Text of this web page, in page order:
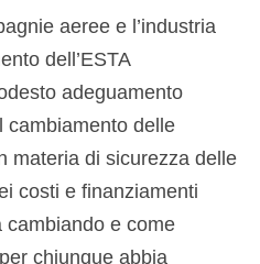
aeree e l’industria
dell’ESTA
adeguamento
cambiamento delle
materia di sicurezza delle
costi e finanziamenti
cambiando e come
chiunque abbia